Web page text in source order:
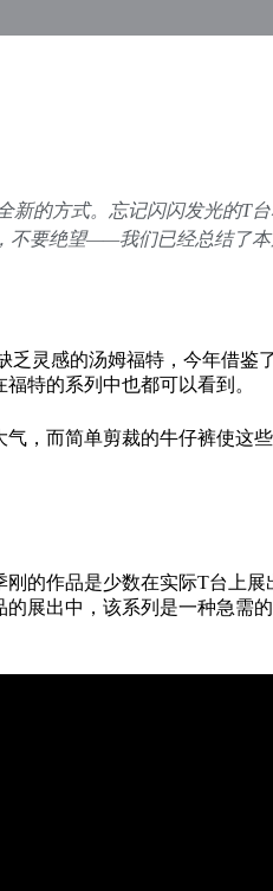
的方式。忘记闪闪发光的T
不要绝望——我们已经总结了本
乏灵感的汤姆福特，今年借
特的系列中也都可以看到。
而简单剪裁的牛仔裤使这
的作品是少数在实际T台上
展出中，该系列是一种急需